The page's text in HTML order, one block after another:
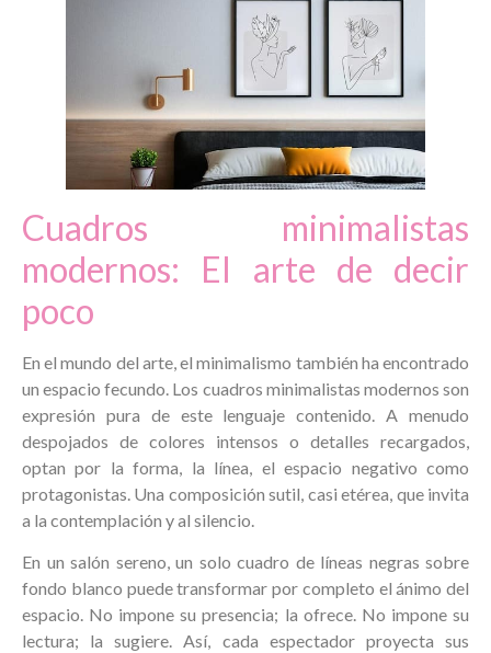
Cuadros minimalistas
modernos: El arte de decir
poco
En el mundo del arte, el minimalismo también ha encontrado
un espacio fecundo. Los cuadros minimalistas modernos son
expresión pura de este lenguaje contenido. A menudo
despojados de colores intensos o detalles recargados,
optan por la forma, la línea, el espacio negativo como
protagonistas. Una composición sutil, casi etérea, que invita
a la contemplación y al silencio.
En un salón sereno, un solo cuadro de líneas negras sobre
fondo blanco puede transformar por completo el ánimo del
espacio. No impone su presencia; la ofrece. No impone su
lectura; la sugiere. Así, cada espectador proyecta sus